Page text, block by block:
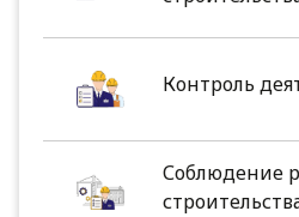
Контроль
Соблюдение